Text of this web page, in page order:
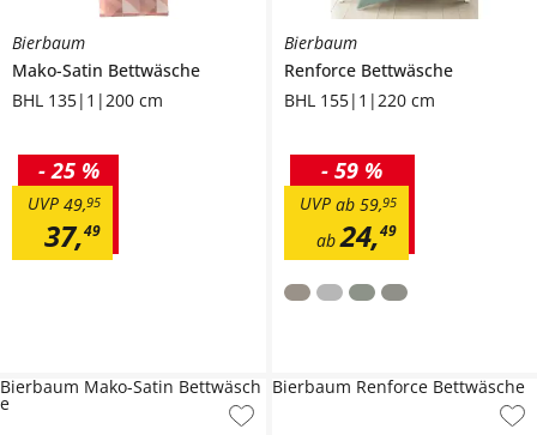
Bierbaum
Mako-Satin Bettwäsche
BHL 135|1|200 cm
37,49
49,95
UVP
- 25 %
Bierbaum
Renforce Bettwäsche
BHL 155|1|220 cm
ab 24,49
ab 59,95
UVP
- 59 %
Bierbaum Mako-Satin Bettwäsch
e
Bierbaum Renforce Bettwäsche